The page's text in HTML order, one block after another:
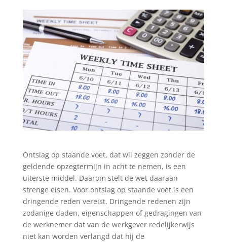
Ontslag op staande voet, dat wil zeggen zonder de
geldende opzegtermijn in acht te nemen, is een
uiterste middel. Daarom stelt de wet daaraan
strenge eisen. Voor ontslag op staande voet is een
dringende reden vereist. Dringende redenen zijn
zodanige daden, eigenschappen of gedragingen van
de werknemer dat van de werkgever redelijkerwijs
niet kan worden verlangd dat hij de